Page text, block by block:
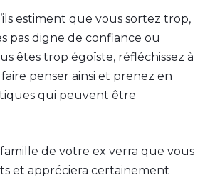
estiment que vous sortez trop,
pas digne de confiance ou
êtes trop égoïste, réfléchissez à
penser ainsi et prenez en
qui peuvent être
famille de votre ex verra que vous
et appréciera certainement